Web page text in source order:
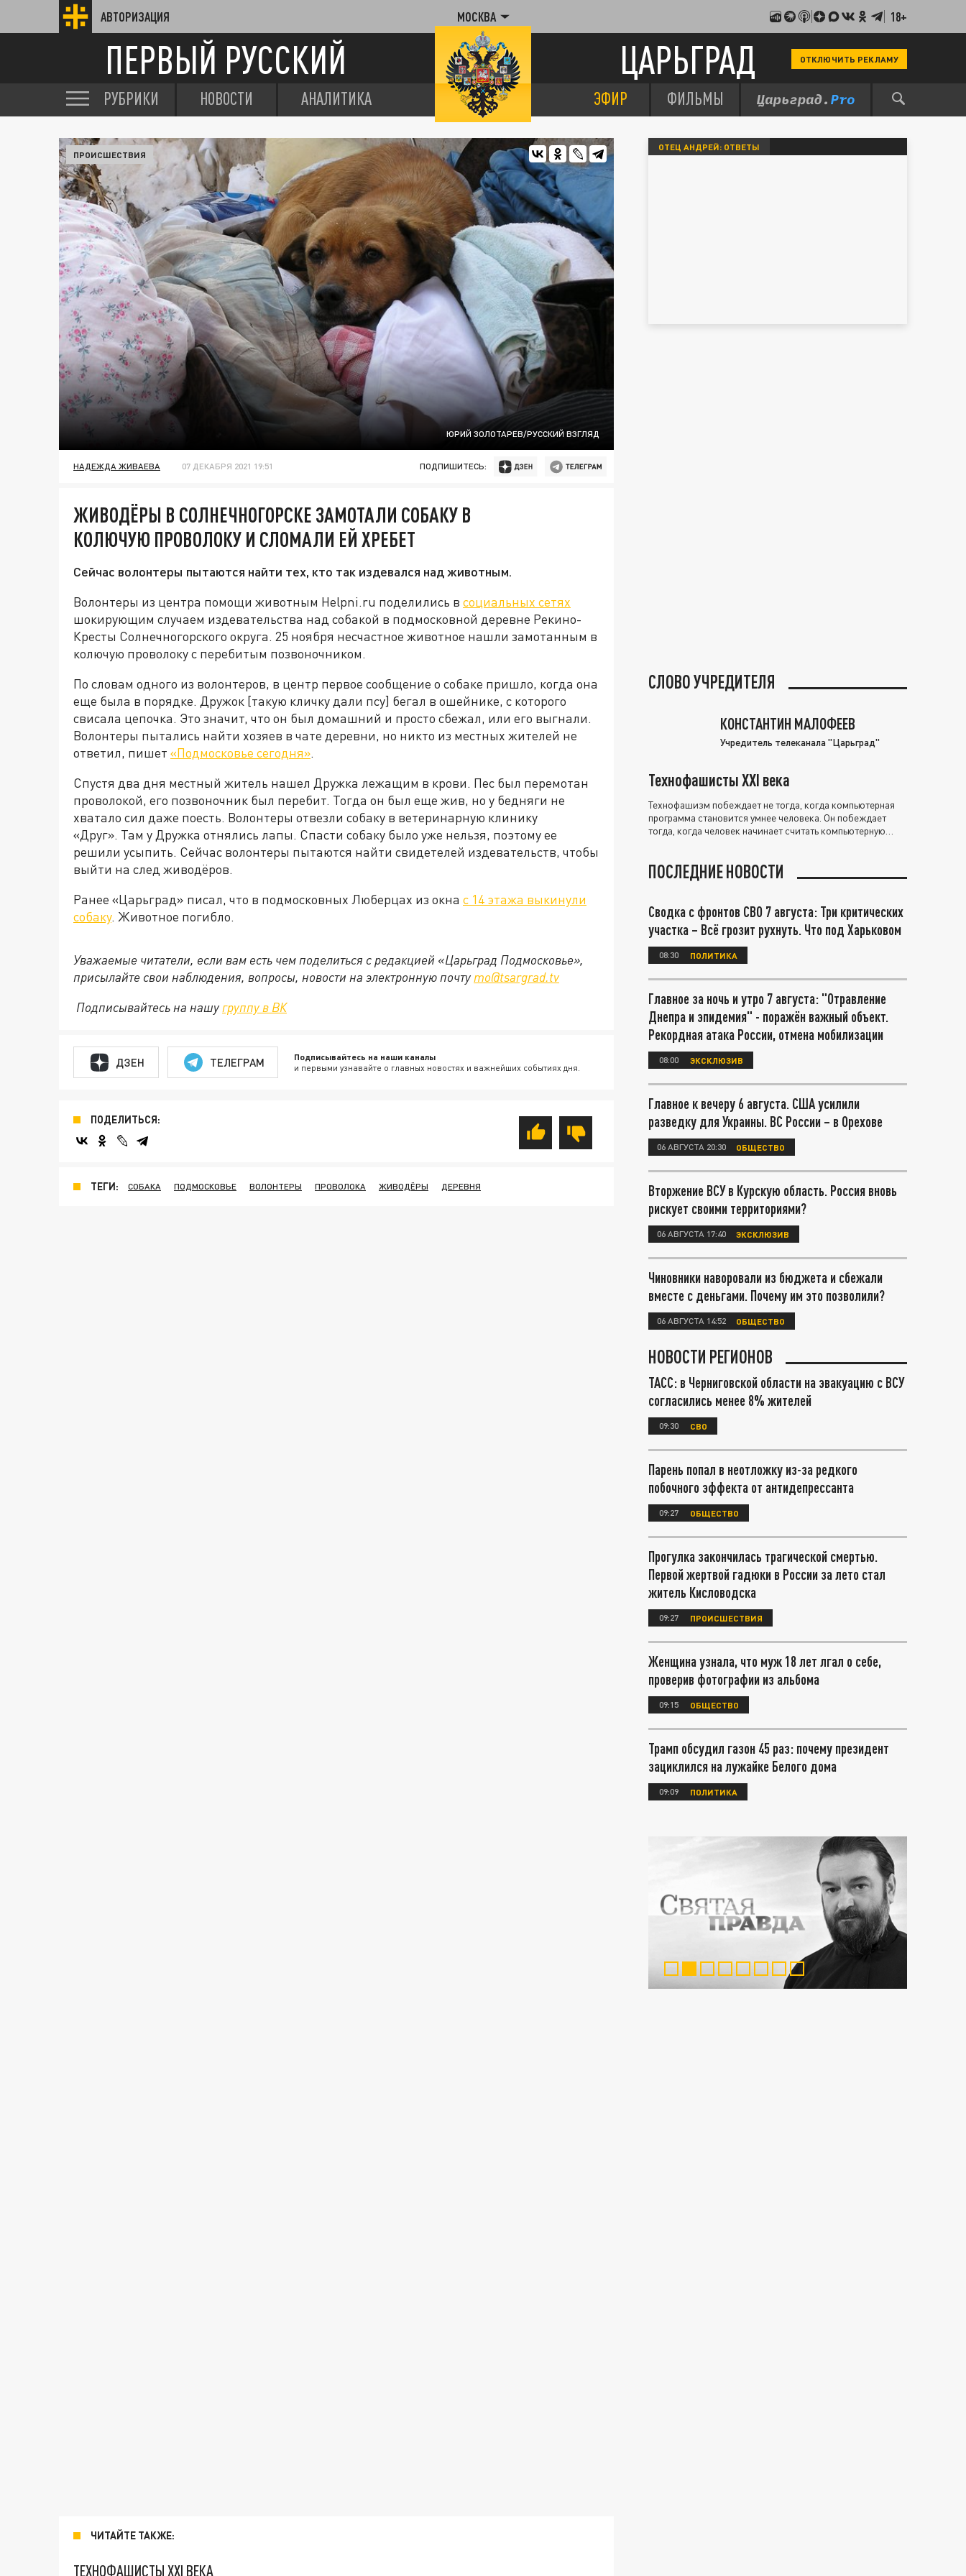
АВТОРИЗАЦИЯ МОСКВА 18+
ПЕРВЫЙ РУССКИЙ ЦАРЬГРАД ОТКЛЮЧИТЬ РЕКЛАМУ
РУБРИКИ НОВОСТИ АНАЛИТИКА ЭФИР ФИЛЬМЫ
ЮРИЙ ЗОЛОТАРЕВ/РУССКИЙ ВЗГЛЯД
ПРОИСШЕСТВИЯ
НАДЕЖДА ЖИВАЕВА 07 ДЕКАБРЯ 2021 19:51 ПОДПИШИТЕСЬ:
ЖИВОДЁРЫ В СОЛНЕЧНОГОРСКЕ ЗАМОТАЛИ СОБАКУ В
КОЛЮЧУЮ ПРОВОЛОКУ И СЛОМАЛИ ЕЙ ХРЕБЕТ
Сейчас волонтеры пытаются найти тех, кто так издевался над животным.
Волонтеры из центра помощи животным Helpni.ru поделились в социальных сетях
шокирующим случаем издевательства над собакой в подмосковной деревне Рекино-
Кресты Солнечногорского округа. 25 ноября несчастное животное нашли замотанным в
колючую проволоку с перебитым позвоночником.
По словам одного из волонтеров, в центр первое сообщение о собаке пришло, когда она
еще была в порядке. Дружок [такую кличку дали псу] бегал в ошейнике, с которого
свисала цепочка. Это значит, что он был домашний и просто сбежал, или его выгнали.
Волонтеры пытались найти хозяев в чате деревни, но никто из местных жителей не
ответил, пишет «Подмосковье сегодня».
Спустя два дня местный житель нашел Дружка лежащим в крови. Пес был перемотан
проволокой, его позвоночник был перебит. Тогда он был еще жив, но у бедняги не
хватало сил даже поесть. Волонтеры отвезли собаку в ветеринарную клинику
«Друг». Там у Дружка отнялись лапы. Спасти собаку было уже нельзя, поэтому ее
решили усыпить. Сейчас волонтеры пытаются найти свидетелей издевательств, чтобы
выйти на след живодёров.
Ранее «Царьград» писал, что в подмосковных Люберцах из окна с 14 этажа выкинули
собаку. Животное погибло.
Уважаемые читатели, если вам есть чем поделиться с редакцией «Царьград Подмосковье»,
присылайте свои наблюдения, вопросы, новости на электронную почту mo@tsargrad.tv
Подписывайтесь на нашу группу в ВК
ДЗЕН ТЕЛЕГРАМ Подписывайтесь на наши каналы
и первыми узнавайте о главных новостях и важнейших событиях дня.
ПОДЕЛИТЬСЯ:
ТЕГИ: СОБАКА ПОДМОСКОВЬЕ ВОЛОНТЕРЫ ПРОВОЛОКА ЖИВОДЁРЫ ДЕРЕВНЯ
ЧИТАЙТЕ ТАКЖЕ:
ТЕХНОФАШИСТЫ XXI ВЕКА
ОТЕЦ АНДРЕЙ: ОТВЕТЫ
СЛОВО УЧРЕДИТЕЛЯ
КОНСТАНТИН МАЛОФЕЕВ
Учредитель телеканала "Царьград"
Технофашисты XXI века
Технофашизм побеждает не тогда, когда компьютерная
программа становится умнее человека. Он побеждает
тогда, когда человек начинает считать компьютерную
ПОСЛЕДНИЕ НОВОСТИ
Сводка с фронтов СВО 7 августа: Три критических
участка – Всё грозит рухнуть. Что под Харьковом
08:30 ПОЛИТИКА
Главное за ночь и утро 7 августа: "Отравление
Днепра и эпидемия" - поражён важный объект.
Рекордная атака России, отмена мобилизации
08:00 ЭКСКЛЮЗИВ
Главное к вечеру 6 августа. США усилили
разведку для Украины. ВС России – в Орехове
06 АВГУСТА 20:30 ОБЩЕСТВО
Вторжение ВСУ в Курскую область. Россия вновь
рискует своими территориями?
06 АВГУСТА 17:40 ЭКСКЛЮЗИВ
Чиновники наворовали из бюджета и сбежали
вместе с деньгами. Почему им это позволили?
06 АВГУСТА 14:52 ОБЩЕСТВО
НОВОСТИ РЕГИОНОВ
ТАСС: в Черниговской области на эвакуацию с ВСУ
согласились менее 8% жителей
09:30 СВО
Парень попал в неотложку из-за редкого
побочного эффекта от антидепрессанта
09:27 ОБЩЕСТВО
Прогулка закончилась трагической смертью.
Первой жертвой гадюки в России за лето стал
житель Кисловодска
09:27 ПРОИСШЕСТВИЯ
Женщина узнала, что муж 18 лет лгал о себе,
проверив фотографии из альбома
09:15 ОБЩЕСТВО
Трамп обсудил газон 45 раз: почему президент
зациклился на лужайке Белого дома
09:09 ПОЛИТИКА